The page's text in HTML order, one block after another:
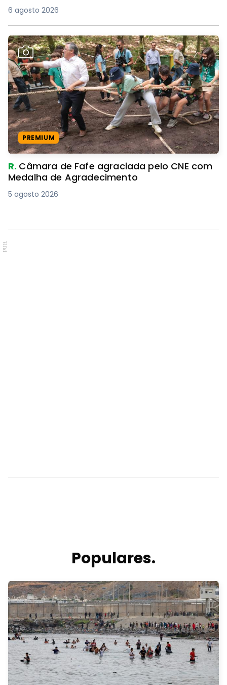
6 agosto 2026
PREMIUM
R. Câmara de Fafe agraciada pelo CNE com
Medalha de Agradecimento
5 agosto 2026
PUB.
Populares.